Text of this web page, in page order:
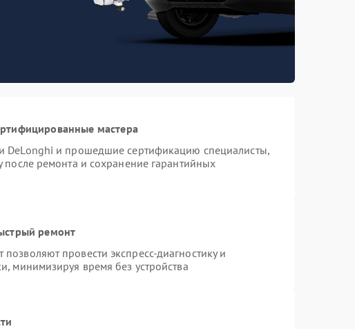
мастера
DeLonghi и прошедшие сертификацию специалисты,
после ремонта и сохранение гарантийных
ремонт
провести экспресс-диагностику и
минимизируя время без устройства